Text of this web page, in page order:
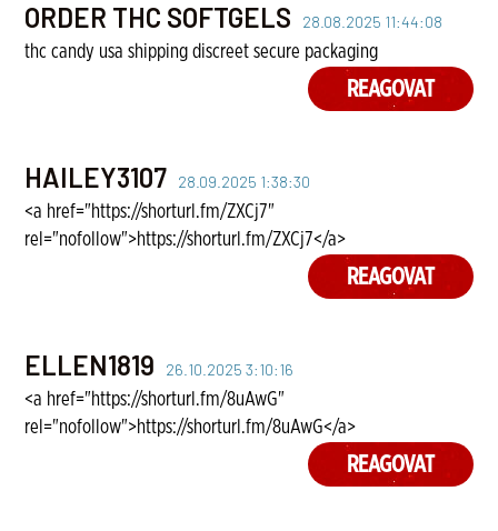
ORDER THC SOFTGELS 28.08.2025 11:44:08
thc candy usa shipping discreet secure packaging
REAGOVAT
HAILEY3107 28.09.2025 1:38:30
<a href="https://shorturl.fm/ZXCj7"
rel="nofollow">https://shorturl.fm/ZXCj7</a>
REAGOVAT
ELLEN1819 26.10.2025 3:10:16
<a href="https://shorturl.fm/8uAwG"
rel="nofollow">https://shorturl.fm/8uAwG</a>
REAGOVAT